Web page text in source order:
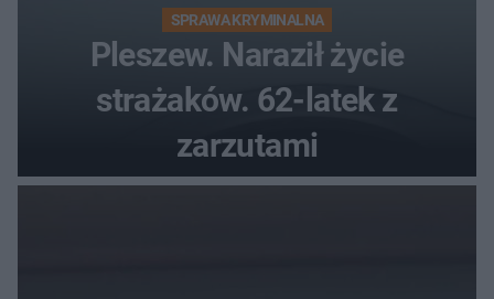
SPRAWA KRYMINALNA
Pleszew. Naraził życie
strażaków. 62-latek z
zarzutami